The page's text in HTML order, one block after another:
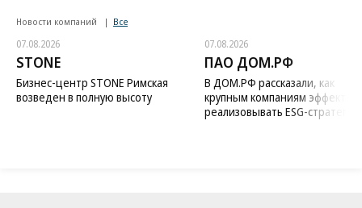
Новости компаний Все
07.08.2026
STONE
Бизнес-центр STONE Римская
возведен в полную высоту
07.08.2026
ПАО ДОМ.РФ
В ДОМ.РФ рассказали, как
крупным компаниям
реализовывать ESG-стратегию